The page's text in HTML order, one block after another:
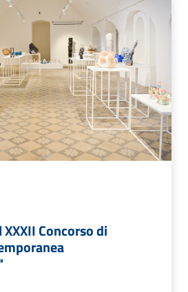
Concorso di